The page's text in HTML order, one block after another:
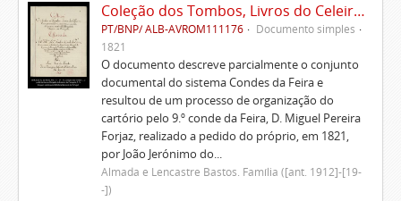
Coleção dos Tombos, Livros do Celeiro, Escrituras, Documentos e títulos pertencentes ao Morgado de Freiriz e de Penegate
PT/BNP/ ALB-AVROM111176
Documento simples
1821
O documento descreve parcialmente o conjunto
documental do sistema Condes da Feira e
resultou de um processo de organização do
cartório pelo 9.º conde da Feira, D. Miguel Pereira
Forjaz, realizado a pedido do próprio, em 1821,
por João Jerónimo do...
Almada e Lencastre Bastos. Família ([ant. 1912]-[19-
-])